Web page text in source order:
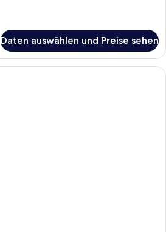
Daten auswählen und Preise sehen